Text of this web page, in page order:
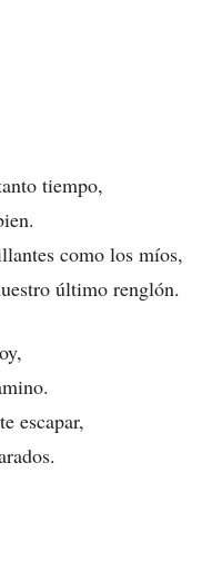
tiempo,
como los míos,
último renglón.
escapar,